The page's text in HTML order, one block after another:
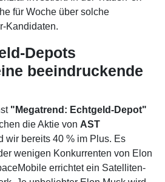
für Woche über solche
Kandidaten.
Depots
beeindruckende
"Megatrend: Echtgeld-Depot"
die Aktie von AST
wir bereits 40 % im Plus. Es
wenigen Konkurrenten von Elon
errichtet ein Satelliten-